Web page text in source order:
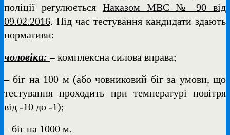
поліції регулюється Наказом МВС № 90 від
09.02.2016. Під час тестування кандидати здають
нормативи:
чоловіки:– комплексна силова вправа;
– біг на 100 м (або човниковий біг за умови, що
тестування проходить при температурі повітря
від -10 до -1);
– біг на 1000 м.